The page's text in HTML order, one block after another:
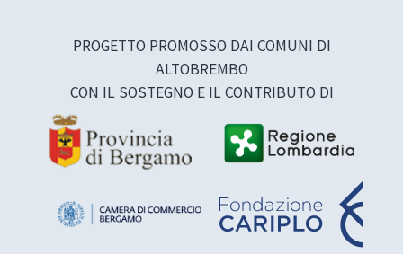
PROGETTO PROMOSSO DAI COMUNI DI
ALTOBREMBO
CON IL SOSTEGNO E IL CONTRIBUTO DI